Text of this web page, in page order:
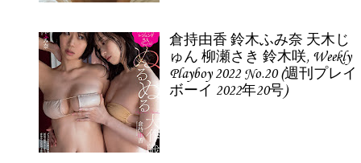
倉持由香 鈴木ふみ奈 天木じ
ゅん 柳瀬さき 鈴木咲, Weekly
Playboy 2022 No.20 (週刊プレイ
ボーイ 2022年20号)